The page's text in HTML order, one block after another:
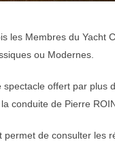
les Membres du Yacht
ou Modernes.
spectacle offert par plus
conduite de Pierre
permet de consulter les